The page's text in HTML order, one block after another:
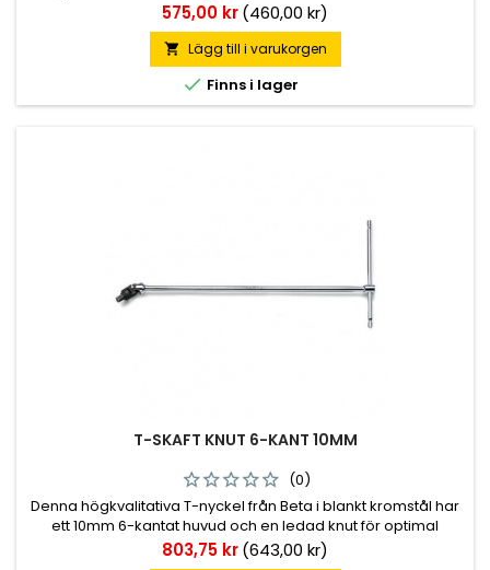
utförandet med en längd på 395 mm ger utmärkt
hävstångseffekt och precision vid skruvning. Ett professionellt
handverktyg från Beta som kombinerar hållbarhet med hög
ergonomi.
Pris
575,00 kr(460,00 kr)
 Lägg till i varukorgen
 Finns i lager
T-SKAFT KNUT 6-KANT 10MM
(0)
Denna högkvalitativa T-nyckel från Beta i blankt kromstål har
ett 10mm 6-kantat huvud och en ledad knut för optimal
åtkomst i trånga utrymmen. Det ergonomiska T-skaftet ger
utmärkt hävstångseffekt och kontroll vid skruvning i både bil-
Pris
803,75 kr(643,00 kr)